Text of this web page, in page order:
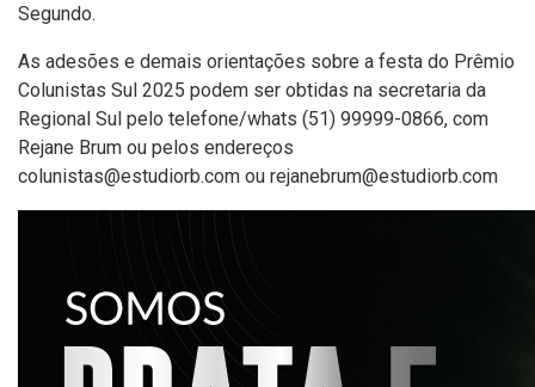
Segundo.
As adesões e demais orientações sobre a festa do Prêmio
Colunistas Sul 2025 podem ser obtidas na secretaria da
Regional Sul pelo telefone/whats (51) 99999-0866, com
Rejane Brum ou pelos endereços
colunistas@estudiorb.com ou rejanebrum@estudiorb.com